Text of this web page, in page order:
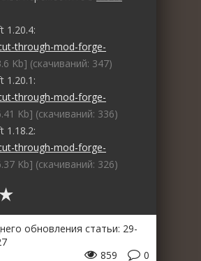
1.20.4:
through-mod-forge-
Kb] (cкачиваний: 347)
1.20.1:
through-mod-forge-
Kb] (cкачиваний: 336)
1.18.2:
through-mod-forge-
Kb] (cкачиваний: 326)
обновления статьи: 29-
0
859